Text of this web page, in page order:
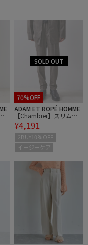
70%OFF
ADAM ET ROPÉ HOMME
【Chambrer】スリムテ
ーパード センタープレス
スラックス / セットアッ
プ対応
¥4,191
2BUY10%OFF
イージーケア